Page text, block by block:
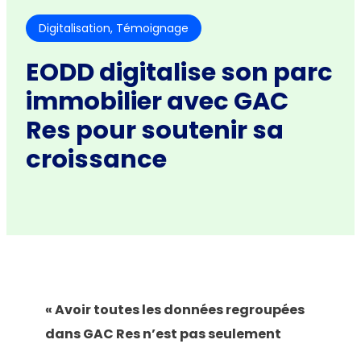
Digitalisation, Témoignage
EODD digitalise son parc
immobilier avec GAC
Res pour soutenir sa
croissance
« Avoir toutes les données regroupées
dans GAC Res n’est pas seulement